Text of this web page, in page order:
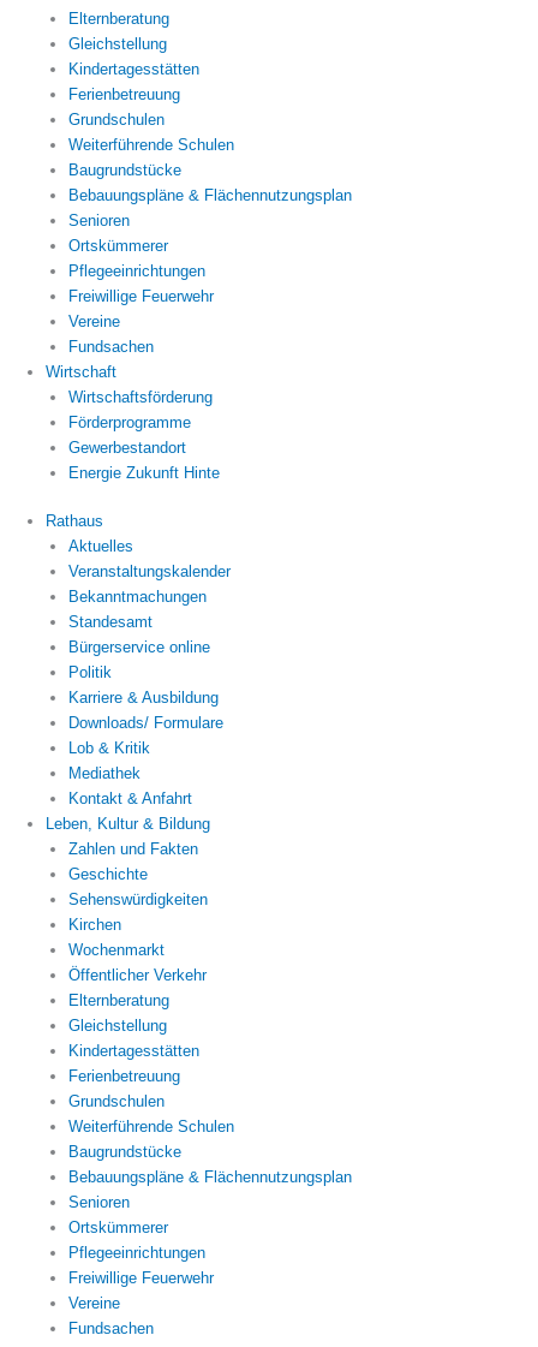
Elternberatung
Gleichstellung
Kindertagesstätten
Ferienbetreuung
Grundschulen
Weiterführende Schulen
Baugrundstücke
Bebauungspläne & Flächennutzungsplan
Senioren
Ortskümmerer
Pflegeeinrichtungen
Freiwillige Feuerwehr
Vereine
Fundsachen
Wirtschaft
Wirtschaftsförderung
Förderprogramme
Gewerbestandort
Energie Zukunft Hinte
Rathaus
Aktuelles
Veranstaltungskalender
Bekanntmachungen
Standesamt
Bürgerservice online
Politik
Karriere & Ausbildung
Downloads/ Formulare
Lob & Kritik
Mediathek
Kontakt & Anfahrt
Leben, Kultur & Bildung
Zahlen und Fakten
Geschichte
Sehenswürdigkeiten
Kirchen
Wochenmarkt
Öffentlicher Verkehr
Elternberatung
Gleichstellung
Kindertagesstätten
Ferienbetreuung
Grundschulen
Weiterführende Schulen
Baugrundstücke
Bebauungspläne & Flächennutzungsplan
Senioren
Ortskümmerer
Pflegeeinrichtungen
Freiwillige Feuerwehr
Vereine
Fundsachen